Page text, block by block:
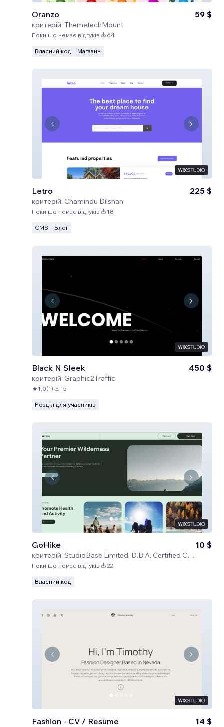
Oranzo
критерій: ThemetechMount
59 $
Поки що немає відгуків 64
Власний код Магазин
Letro
критерій: Chamindu Dilshan
225 $
Поки що немає відгуків 18
CMS Блог
Black N Sleek
критерій: Graphic2Traffic
450 $
1,0(1) 15
Розділ для учасників
GoHike
критерій: StudioBase Limited, D.B.A. Certified Code
10 $
Поки що немає відгуків 22
Власний код
Fashion - CV / Resume 14 $